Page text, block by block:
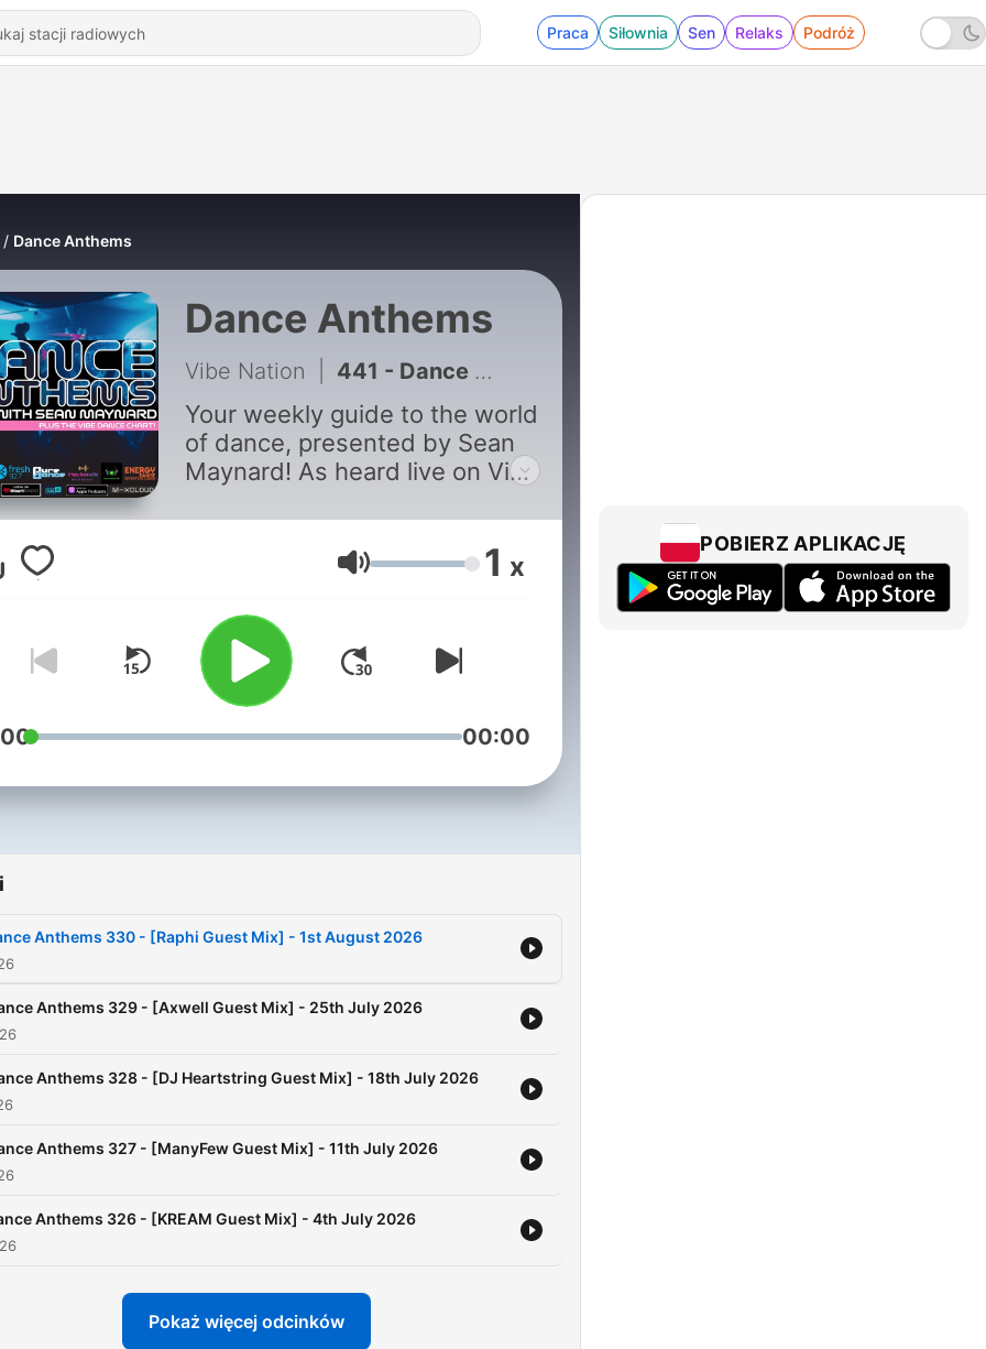
Praca Siłownia Sen Relaks Podróż
Dance Anthems
Dance Anthems
Vibe Nation 441 - Dance Anthems 330 - [Raphi Guest Mix] - 1st August 2026
Your weekly guide to the world
of dance, presented by Sean
Maynard! As heard live on Vibe
Dance, Impulse Radio and
Energy Dance IE!
Głośność 1 x
00:00
Anthems 330 - [Raphi Guest Mix] - 1st August 2026
Anthems 329 - [Axwell Guest Mix] - 25th July 2026
Anthems 328 - [DJ Heartstring Guest Mix] - 18th July 2026
Anthems 327 - [ManyFew Guest Mix] - 11th July 2026
Anthems 326 - [KREAM Guest Mix] - 4th July 2026
Pokaż więcej odcinków
POBIERZ APLIKACJĘ